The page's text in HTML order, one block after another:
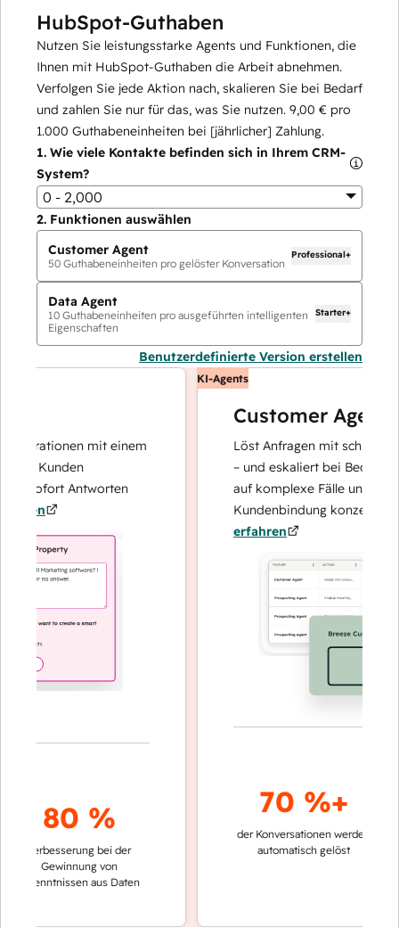
HubSpot-Guthaben
Nutzen Sie leistungsstarke Agents und Funktionen, die
Ihnen mit HubSpot-Guthaben die Arbeit abnehmen.
Verfolgen Sie jede Aktion nach, skalieren Sie bei Bedarf
und zahlen Sie nur für das, was Sie nutzen. 9,00 € pro
1.000 Guthabeneinheiten bei [jährlicher] Zahlung.
1. Wie viele Kontakte befinden sich in Ihrem CRM-
System?
0 - 2,000
2. Funktionen auswählen
Customer Agent
50 Guthabeneinheiten pro gelöster Konversation
Professional+
Data Agent
10 Guthabeneinheiten pro ausgeführten intelligenten
Eigenschaften
Starter+
Benutzerdefinierte Version erstellen
mit einem
Kunden
Antworten
80 %
Verbesserung bei der
Gewinnung von
aus Daten
KI-Agents
Customer Agent
Löst Anfragen mit schnellen,
– und eskaliert bei Bedarf,
auf komplexe Fälle und den
Kundenbindung konzentrieren
erfahren
70 %+
der Konversationen werden
automatisch gelöst